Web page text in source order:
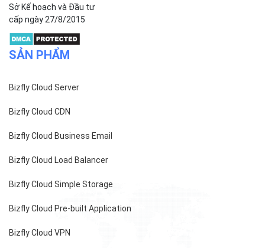
Sở Kế hoạch và Đầu tư
cấp ngày 27/8/2015
SẢN PHẨM
Bizfly Cloud Server
Bizfly Cloud CDN
Bizfly Cloud Business Email
Bizfly Cloud Load Balancer
Bizfly Cloud Simple Storage
Bizfly Cloud Pre-built Application
Bizfly Cloud VPN